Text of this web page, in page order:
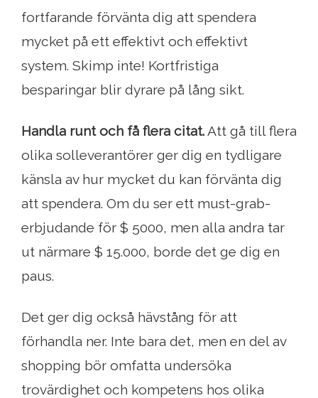
fortfarande förvänta dig att spendera
mycket på ett effektivt och effektivt
system. Skimp inte! Kortfristiga
besparingar blir dyrare på lång sikt.
Handla runt och få flera citat.Att gå till flera
olika solleverantörer ger dig en tydligare
känsla av hur mycket du kan förvänta dig
att spendera. Om du ser ett must-grab-
erbjudande för $ 5000, men alla andra tar
ut närmare $ 15.000, borde det ge dig en
paus.
Det ger dig också hävstång för att
förhandla ner. Inte bara det, men en del av
shopping bör omfatta undersöka
trovärdighet och kompetens hos olika